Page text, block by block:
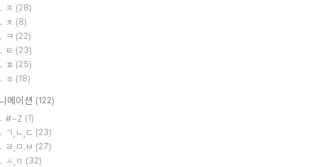
ㅈ (28)
ㅊ (8)
ㅋ (22)
ㅌ (23)
ㅍ (25)
ㅎ (18)
메이션 (122)
#~Z (1)
ㄱ,ㄴ,ㄷ (23)
ㄹ,ㅁ.ㅂ (27)
ㅅ,ㅇ (32)